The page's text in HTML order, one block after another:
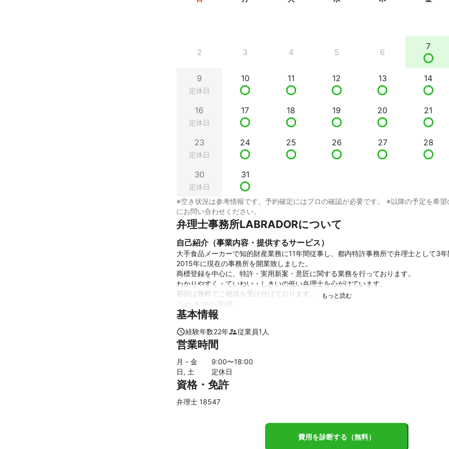
2 3 4 5 6
7
9
定休日
10 11 12 13 14
16
定休日
17 18 19 20 21
23
定休日
24 25 26 27 28
30
定休日
31
※空き状況は参考情報です。予約確定にはプロの確認が必要です。 ※以降の予定を希望
にお問い合わせください。
弁理士事務所LABRADORについて
自己紹介（事業内容・提供するサービス）
大手食品メーカーで知的財産業務に11年間従事し、都内特許事務所で弁理士として3年
2015年に現在の事務所を開業致しました。
商標登録を中心に、特許・実用新案・意匠に関する業務を行っております。
わかりやすく・ていねい・しきいの低い弁理士を心がけています。
初回は無料でご相談を受け付けております。
商標や特許などの知的財産に関する業務について、20年以上の実務経験があります。
自治体様や農協様の商標登録案件のお取り扱いもありますが、日本各地の中小企業様・
の商標・特許をお取り扱わせて頂いております。
アピールポイント
商標登録や特許などの費用・料金体系は複雑です。
基本情報
経験年数22年 従業員1 人
営業時間
月 - 金 9:00〜18:00
日, 土
定休日
資格・免許
弁理士 18547
費用を診断する（無料）